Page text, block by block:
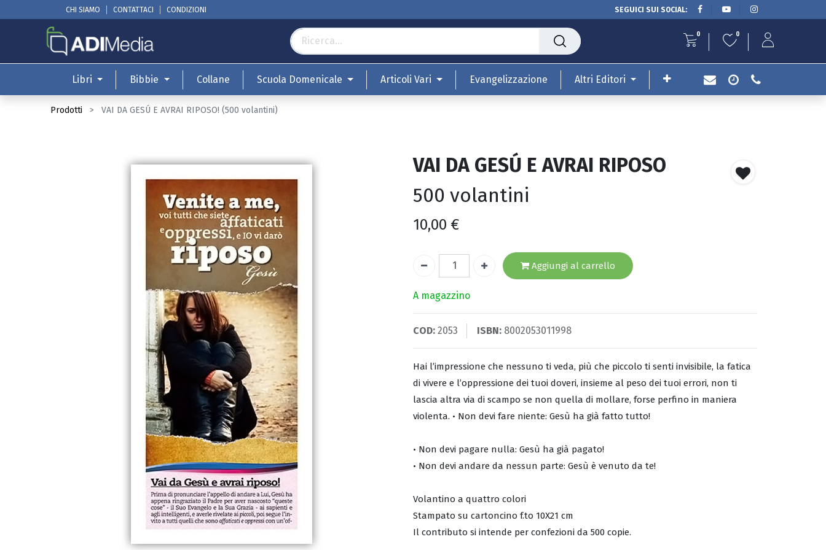
CHI SIAMO CONTATTACI CONDIZIONI SEGUICI SUI SOCIAL:
0 0
Libri Bibbie Collane Scuola Domenicale Articoli Vari Evangelizzazione Altri Editori
Prodotti VAI DA GESÚ E AVRAI RIPOSO! (500 volantini)
VAI DA GESÚ E AVRAI RIPOSO
500 volantini
10,00 €
Aggiungi al carrello
A magazzino
COD: 2053 ISBN: 8002053011998
Hai l’impressione che nessuno ti veda, più che piccolo ti senti invisibile, la fatica
di vivere e l’oppressione dei tuoi doveri, insieme al peso dei tuoi errori, non ti
lascia altra via di scampo se non quella di mollare, forse perfino in maniera
violenta. • Non devi fare niente: Gesù ha già fatto tutto!
• Non devi pagare nulla: Gesù ha già pagato!
• Non devi andare da nessun parte: Gesù è venuto da te!
Volantino a quattro colori
Stampato su cartoncino f.to 10X21 cm
Il contributo si intende per confezioni da 500 copie.